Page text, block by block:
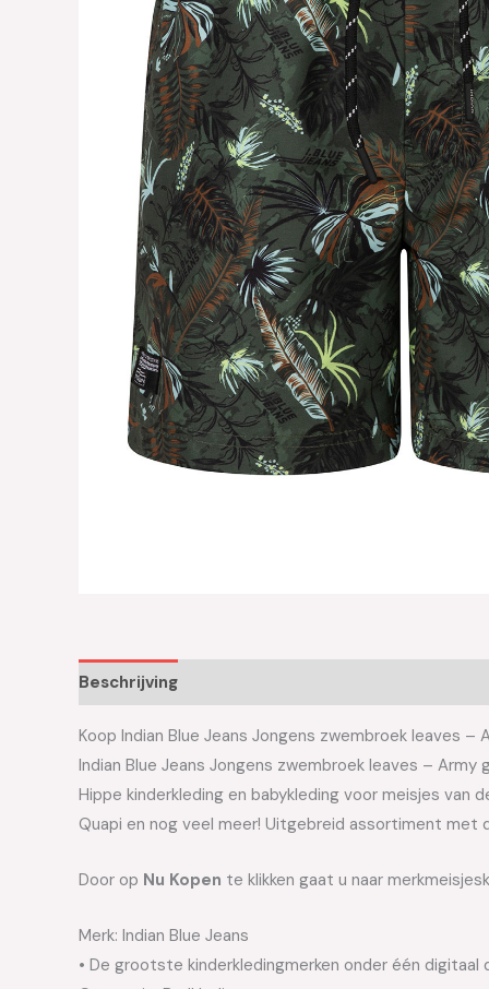
Beschrijving
Koop Indian Blue Jeans Jongens zwembroek leaves
Indian Blue Jeans Jongens zwembroek leaves –
Hippe kinderkleding en babykleding voor meisjes van
Quapi en nog veel meer! Uitgebreid assortiment
Door op Nu Kopen te klikken gaat u naar
Merk: Indian Blue Jeans
• De grootste kinderkledingmerken onder één digitaal